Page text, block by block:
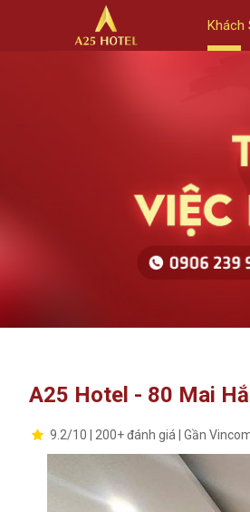
Khách
A25 Hotel - 80 Mai
9.2/10 | 200+ đánh giá | Gần